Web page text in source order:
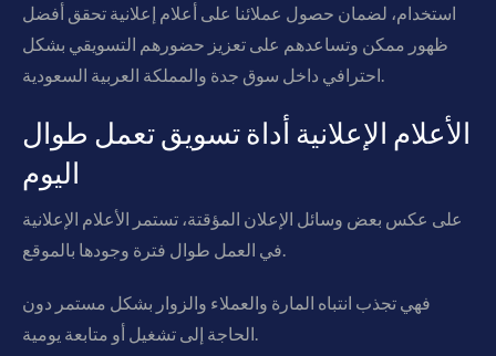
استخدام، لضمان حصول عملائنا على أعلام إعلانية تحقق أفضل
ظهور ممكن وتساعدهم على تعزيز حضورهم التسويقي بشكل
احترافي داخل سوق جدة والمملكة العربية السعودية.
الأعلام الإعلانية أداة تسويق تعمل طوال
اليوم
على عكس بعض وسائل الإعلان المؤقتة، تستمر الأعلام الإعلانية
في العمل طوال فترة وجودها بالموقع.
فهي تجذب انتباه المارة والعملاء والزوار بشكل مستمر دون
الحاجة إلى تشغيل أو متابعة يومية.